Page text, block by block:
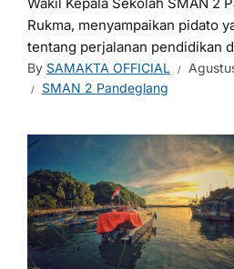
Rukma, menyampaikan pidato
tentang perjalanan pendidikan
By SAMAKTA OFFICIAL
SMAN 2 Pandeglang